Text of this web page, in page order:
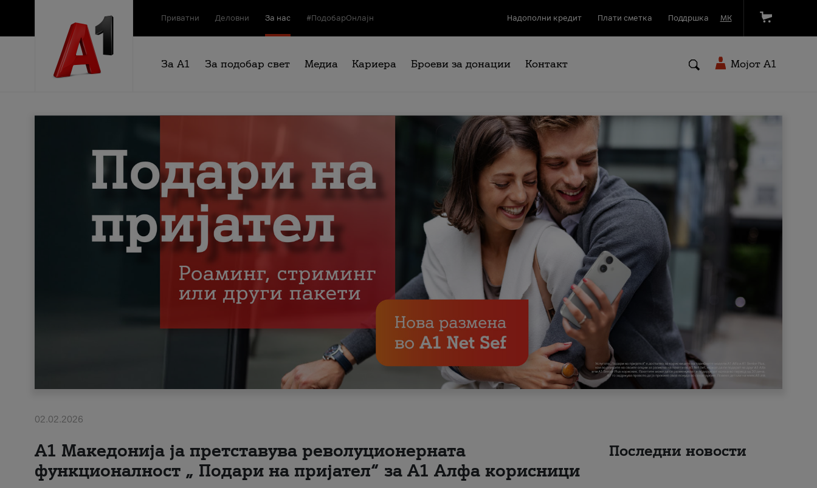
Приватни Деловни За нас #ПодобарОнлајн Надополни кредит Плати сметка Поддршка МК
За А1 За подобар свет Медиа Кариера Броеви за донации Контакт Мојот A1
02.02.2026
А1 Македонија ја претставува револуционерната
функционалност „ Подари на пријател“ за А1 Алфа корисници
Последни новости